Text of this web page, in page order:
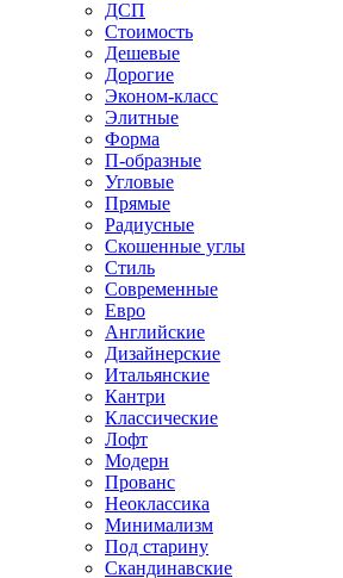
ДСП
Стоимость
Дешевые
Дорогие
Эконом-класс
Элитные
Форма
П-образные
Угловые
Прямые
Радиусные
Скошенные углы
Стиль
Современные
Евро
Английские
Дизайнерские
Итальянские
Кантри
Классические
Лофт
Модерн
Прованс
Неоклассика
Минимализм
Под старину
Скандинавские